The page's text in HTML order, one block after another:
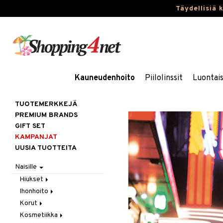
Täydellisiä
Kauneudenhoito Piilolinssit
TUOTEMERKKEJÄ
PREMIUM BRANDS
GIFT SET
KAMPANJAT
UUSIA TUOTTEITA
Naisille
Hiukset
Gift Set
Harjat / Kammat
Hiuskuurit
Ihonhoito
Aurinkotuotteet
Erikoistuotteet
Korut
Kaulakorut
Kosmetiikka